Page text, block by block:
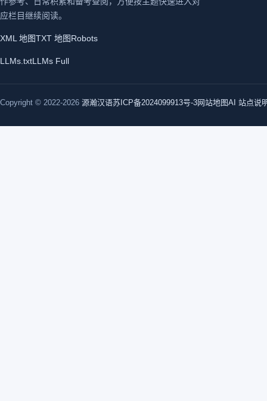
应栏目继续阅读。
XML 地图TXT 地图Robots
LLMs.txtLLMs Full
Copyright © 2022-2026 源瀚汉语苏ICP备2024099913号-3网站地图AI 站点说